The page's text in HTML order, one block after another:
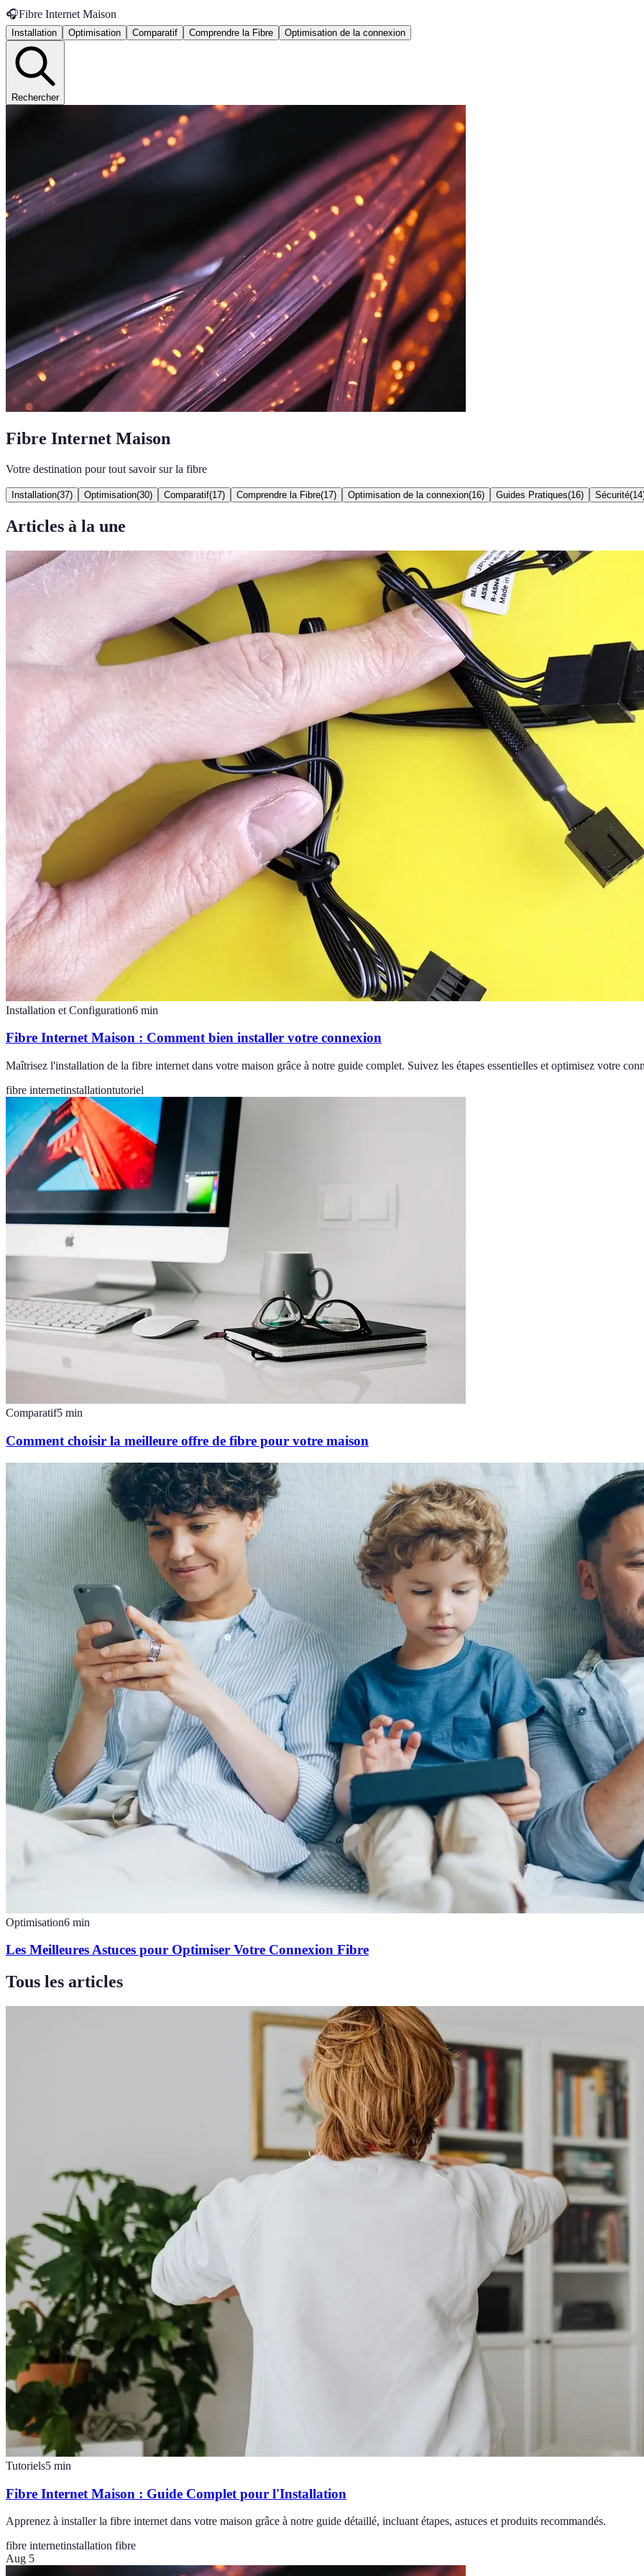
🎧Fibre Internet Maison
Installation Optimisation Comparatif Comprendre la Fibre Optimisation de la connexion
Rechercher
Fibre Internet Maison
Votre destination pour tout savoir sur la fibre
Installation(37) Optimisation(30) Comparatif(17) Comprendre la Fibre(17) Optimisation de la connexion(16) Guides Pratiques(16) Sécurité(14
Articles à la une
Installation et Configuration6 min
Fibre Internet Maison : Comment bien installer votre connexion
Maîtrisez l'installation de la fibre internet dans votre maison grâce à notre guide complet. Suivez les étapes essentielles et optimisez votre
fibre internetinstallationtutoriel
Comparatif5 min
Comment choisir la meilleure offre de fibre pour votre maison
Optimisation6 min
Les Meilleures Astuces pour Optimiser Votre Connexion Fibre
Tous les articles
Tutoriels5 min
Fibre Internet Maison : Guide Complet pour l'Installation
Apprenez à installer la fibre internet dans votre maison grâce à notre guide détaillé, incluant étapes, astuces et produits recommandés.
fibre internetinstallation fibre
Aug 5